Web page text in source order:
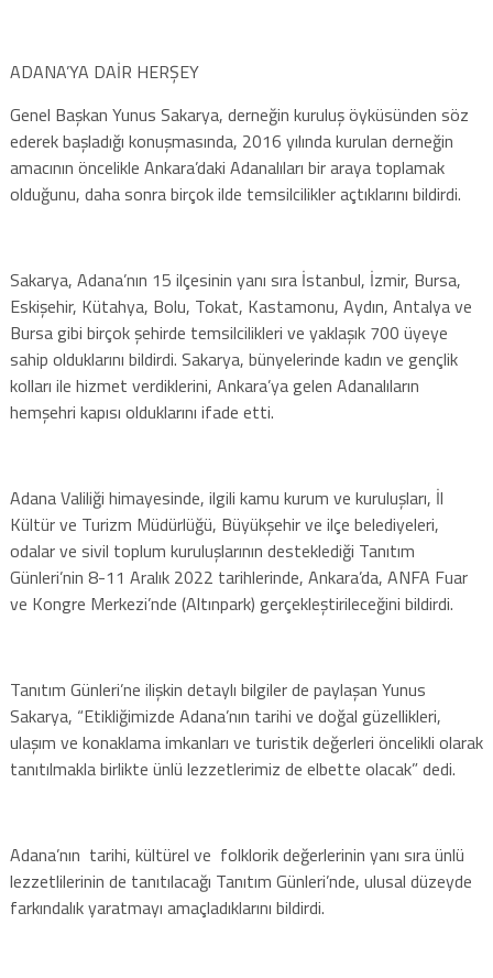
ADANA’YA DAİR HERŞEY
Genel Başkan Yunus Sakarya, derneğin kuruluş öyküsünden söz
ederek başladığı konuşmasında, 2016 yılında kurulan derneğin
amacının öncelikle Ankara’daki Adanalıları bir araya toplamak
olduğunu, daha sonra birçok ilde temsilcilikler açtıklarını bildirdi.
Sakarya, Adana’nın 15 ilçesinin yanı sıra İstanbul, İzmir, Bursa,
Eskişehir, Kütahya, Bolu, Tokat, Kastamonu, Aydın, Antalya ve
Bursa gibi birçok şehirde temsilcilikleri ve yaklaşık 700 üyeye
sahip olduklarını bildirdi. Sakarya, bünyelerinde kadın ve gençlik
kolları ile hizmet verdiklerini, Ankara’ya gelen Adanalıların
hemşehri kapısı olduklarını ifade etti.
Adana Valiliği himayesinde, ilgili kamu kurum ve kuruluşları, İl
Kültür ve Turizm Müdürlüğü, Büyükşehir ve ilçe belediyeleri,
odalar ve sivil toplum kuruluşlarının desteklediği Tanıtım
Günleri’nin 8-11 Aralık 2022 tarihlerinde, Ankara’da, ANFA Fuar
ve Kongre Merkezi’nde (Altınpark) gerçekleştirileceğini bildirdi.
Tanıtım Günleri’ne ilişkin detaylı bilgiler de paylaşan Yunus
Sakarya, “Etikliğimizde Adana’nın tarihi ve doğal güzellikleri,
ulaşım ve konaklama imkanları ve turistik değerleri öncelikli olarak
tanıtılmakla birlikte ünlü lezzetlerimiz de elbette olacak” dedi.
Adana’nın tarihi, kültürel ve folklorik değerlerinin yanı sıra ünlü
lezzetlilerinin de tanıtılacağı Tanıtım Günleri’nde, ulusal düzeyde
farkındalık yaratmayı amaçladıklarını bildirdi.